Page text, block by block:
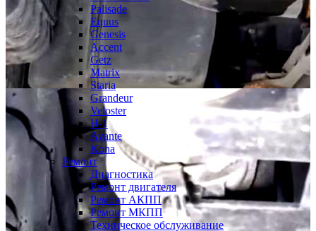
Palisade
Equus
Genesis
Accent
Getz
Matrix
Staria
Grandeur
Veloster
H-1
Avante
Kona
Ремонт
Диагностика
Ремонт двигателя
Ремонт АКПП
Ремонт МКПП
Техническое обслуживание